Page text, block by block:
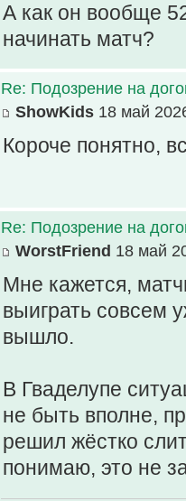
А как он вообще
начинать матч?
Re: Подозрение на
ShowKids 18 май
Короче понятно,
Re: Подозрение на
WorstFriend 18 май
Мне кажется,
выиграть совсем
вышло.
В Гваделупе
не быть вполне,
решил жёстко
понимаю, это не